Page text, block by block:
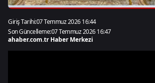
Giriş Tarihi:07 Temmuz 2026 16:44
Son Güncelleme:07 Temmuz 2026 16:47
ahaber.com.tr Haber Merkezi